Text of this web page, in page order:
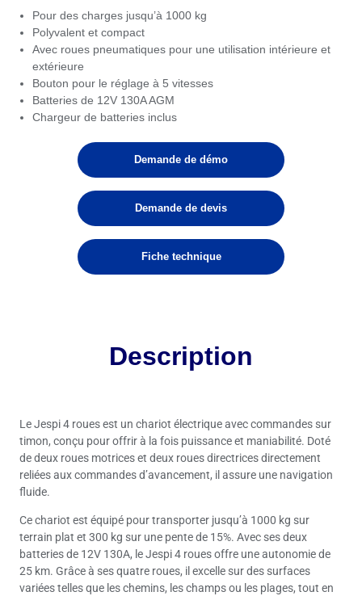
Pour des charges jusqu’à 1000 kg
Polyvalent et compact
Avec roues pneumatiques pour une utilisation intérieure et
extérieure
Bouton pour le réglage à 5 vitesses
Batteries de 12V 130A AGM
Chargeur de batteries inclus
Demande de démo
Demande de devis
Fiche technique
Description
Le Jespi 4 roues est un chariot électrique avec commandes sur
timon, conçu pour offrir à la fois puissance et maniabilité. Doté
de deux roues motrices et deux roues directrices directement
reliées aux commandes d’avancement, il assure une navigation
fluide.
Ce chariot est équipé pour transporter jusqu’à 1000 kg sur
terrain plat et 300 kg sur une pente de 15%. Avec ses deux
batteries de 12V 130A, le Jespi 4 roues offre une autonomie de
25 km. Grâce à ses quatre roues, il excelle sur des surfaces
variées telles que les chemins, les champs ou les plages, tout en